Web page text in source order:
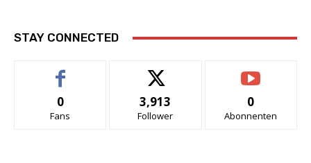
STAY CONNECTED
0
Fans
3,913
Follower
0
Abonnenten